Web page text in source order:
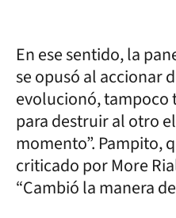
En ese sentido, la
se opusó al accionar
evolucionó, tampoco
para destruir al otro
momento”. Pampito,
criticado por More
“Cambió la manera